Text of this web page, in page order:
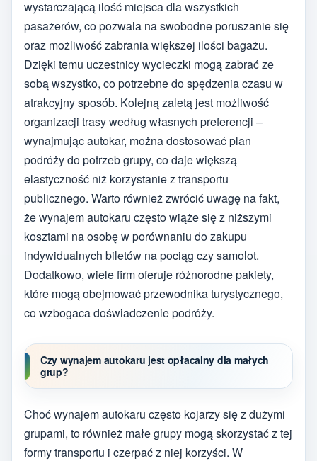
wystarczającą ilość miejsca dla wszystkich
pasażerów, co pozwala na swobodne poruszanie się
oraz możliwość zabrania większej ilości bagażu.
Dzięki temu uczestnicy wycieczki mogą zabrać ze
sobą wszystko, co potrzebne do spędzenia czasu w
atrakcyjny sposób. Kolejną zaletą jest możliwość
organizacji trasy według własnych preferencji –
wynajmując autokar, można dostosować plan
podróży do potrzeb grupy, co daje większą
elastyczność niż korzystanie z transportu
publicznego. Warto również zwrócić uwagę na fakt,
że wynajem autokaru często wiąże się z niższymi
kosztami na osobę w porównaniu do zakupu
indywidualnych biletów na pociąg czy samolot.
Dodatkowo, wiele firm oferuje różnorodne pakiety,
które mogą obejmować przewodnika turystycznego,
co wzbogaca doświadczenie podróży.
Czy wynajem autokaru jest opłacalny dla małych
grup?
Choć wynajem autokaru często kojarzy się z dużymi
grupami, to również małe grupy mogą skorzystać z tej
formy transportu i czerpać z niej korzyści. W